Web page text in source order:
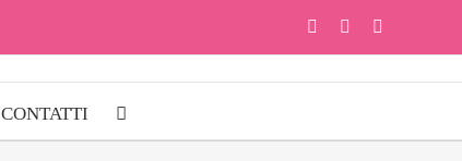
FacebookInstagram
CONTATTI